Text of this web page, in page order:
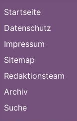
Startseite
Datenschutz
Impressum
Sitemap
Redaktionsteam
Archiv
Suche